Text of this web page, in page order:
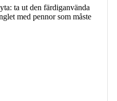
ta ut den färdiganvända
med pennor som måste